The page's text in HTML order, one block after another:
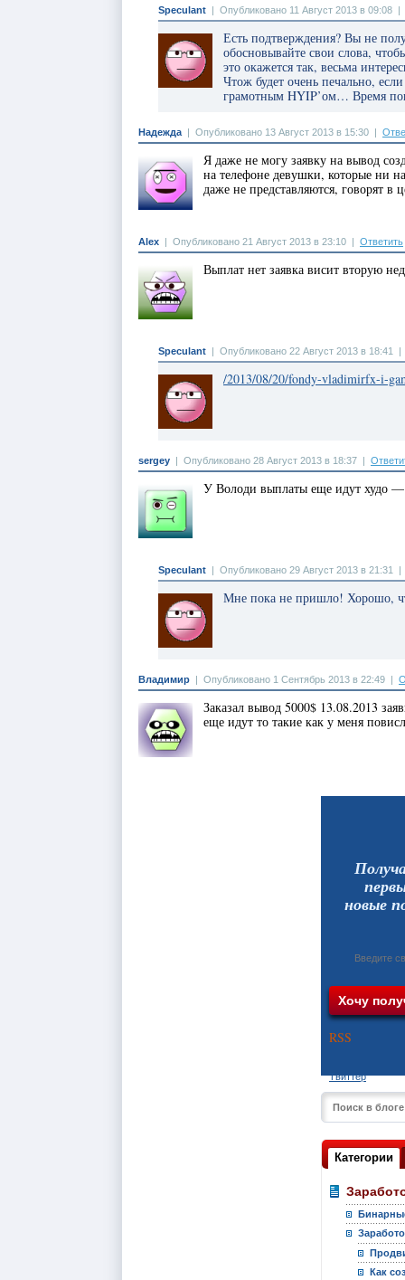
Speculant | Опубликовано 11 Август 2013 в 09:08 |
Есть подтверждения? Вы не
обосновывайте свои слова,
это окажется так, весьма
Чтож будет очень печально,
грамотным HYIP’ом… Время
Надежда | Опубликовано 13 Август 2013 в 15:30 |
Я даже не могу заявку на вывод
на телефоне девушки, которые ни
даже не представляются, говорят
Аlex | Опубликовано 21 Август 2013 в 23:10 | Ответить
Выплат нет заявка висит вторую
Speculant | Опубликовано 22 Август 2013 в 18:41
/2013/08/20/fondy-vladimirfx-i-
sergey | Опубликовано 28 Август 2013 в 18:37 |
У Володи выплаты еще идут худо
Speculant | Опубликовано 29 Август 2013 в 21:31
Мне пока не пришло! Хорошо,
Владимир | Опубликовано 1 Сентябрь 2013 в 22:49 |
Заказал вывод 5000$ 13.08.2013
еще идут то такие как у меня
новые
RSS
Твиттер
Категории
Как